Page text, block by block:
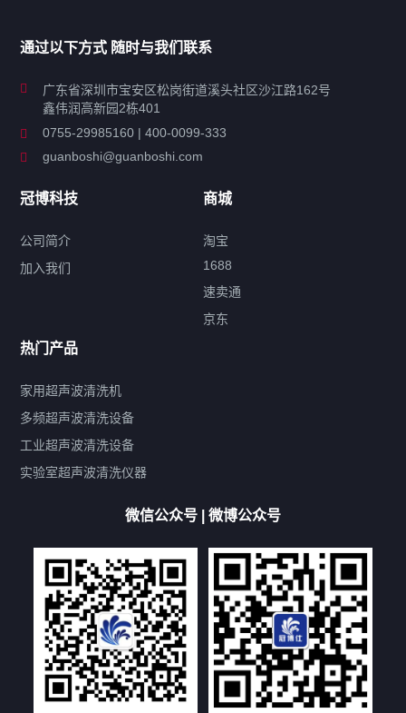
工业超声波清洗设备
特种超声波洗净产品
超声波配件
产品标签
鼓泡 升降 抛动
带加热
功率可调
双波脱气
机械旋钮系列
厨具清洗机
超声波振板
高尔夫球杆清洗机
大型单槽带过滤系列
全自动/半自动系列
客户定制非标机参考
双槽三槽四槽五槽多槽系列
轮胎清洗机
多频 扫频
文章标签
超声波清洗机定制
超声波清洗机除油污
通过以下方式 随时与我们联系
广东省深圳市宝安区松岗街道溪头社区沙江路162号
鑫伟润高新园2栋401
0755-29985160 | 400-0099-333
guanboshi@guanboshi.com
冠博科技
公司简介
加入我们
商城
淘宝
1688
速卖通
京东
热门产品
家用超声波清洗机
多频超声波清洗设备
工业超声波清洗设备
实验室超声波清洗仪器
微信公众号 | 微博公众号